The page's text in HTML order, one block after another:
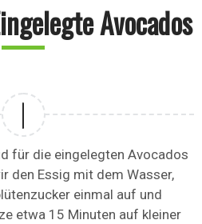
Avocados
für die eingelegten Avocados
den Essig mit dem Wasser,
einmal auf und
etwa 15 Minuten auf kleiner